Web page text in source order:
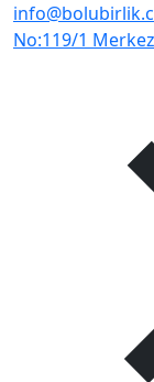
No:119/1